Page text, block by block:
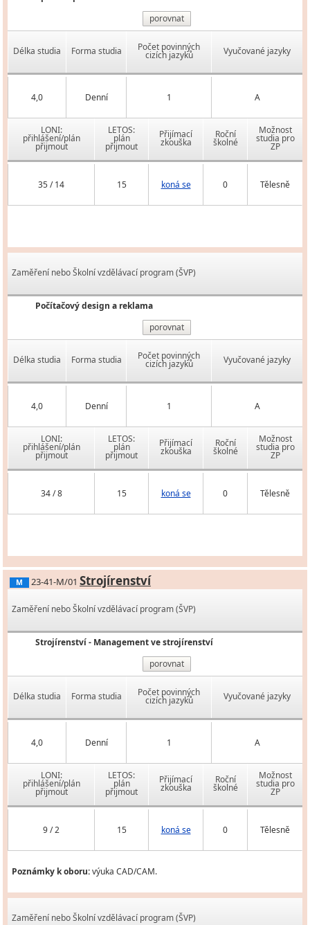
porovnat
Délka studia Forma studia Počet povinných
cizích jazyků Vyučované jazyky
4,0 Denní 1 A
LONI:
přihlášení/plán
přijmout
LETOS:
plán
přijmout
Přijímací
zkouška
Roční
školné
Možnost
studia pro
ZP
35 / 14 15 koná se 0 Tělesně
Zaměření nebo Školní vzdělávací program (ŠVP)
Počítačový design a reklama
porovnat
Délka studia Forma studia Počet povinných
cizích jazyků Vyučované jazyky
4,0 Denní 1 A
LONI:
přihlášení/plán
přijmout
LETOS:
plán
přijmout
Přijímací
zkouška
Roční
školné
Možnost
studia pro
ZP
34 / 8 15 koná se 0 Tělesně
M 23-41-M/01 Strojírenství
Zaměření nebo Školní vzdělávací program (ŠVP)
Strojírenství - Management ve strojírenství
porovnat
Délka studia Forma studia Počet povinných
cizích jazyků Vyučované jazyky
4,0 Denní 1 A
LONI:
přihlášení/plán
přijmout
LETOS:
plán
přijmout
Přijímací
zkouška
Roční
školné
Možnost
studia pro
ZP
9 / 2 15 koná se 0 Tělesně
Poznámky k oboru:výuka CAD/CAM.
Zaměření nebo Školní vzdělávací program (ŠVP)